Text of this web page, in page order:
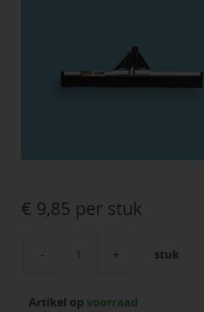
€ 9,85 per stuk
Vloertrekker
45
stuk
Artikel op voorraad